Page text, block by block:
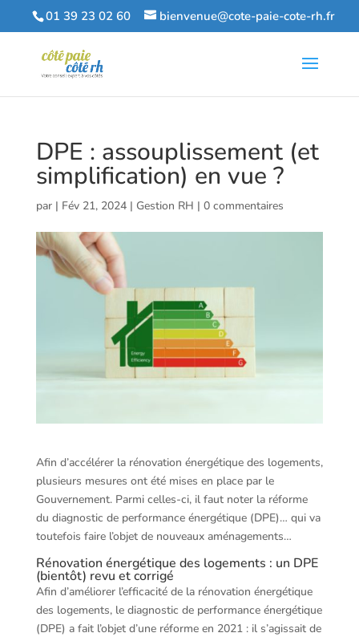
01 39 23 02 60 bienvenue@cote-paie-cote-rh.fr
DPE : assouplissement (et
simplification) en vue ?
par | Fév 21, 2024| Gestion RH | 0 commentaires
Afin d’accélérer la rénovation énergétique des logements,
plusieurs mesures ont été mises en place par le
Gouvernement. Parmi celles-ci, il faut noter la réforme
du diagnostic de performance énergétique (DPE)… qui va
toutefois faire l’objet de nouveaux aménagements…
Rénovation énergétique des logements : un DPE
(bientôt) revu et corrigé
Afin d’améliorer l’efficacité de la rénovation énergétique
des logements, le diagnostic de performance énergétique
(DPE) a fait l’objet d’une réforme en 2021 : il s’agissait de